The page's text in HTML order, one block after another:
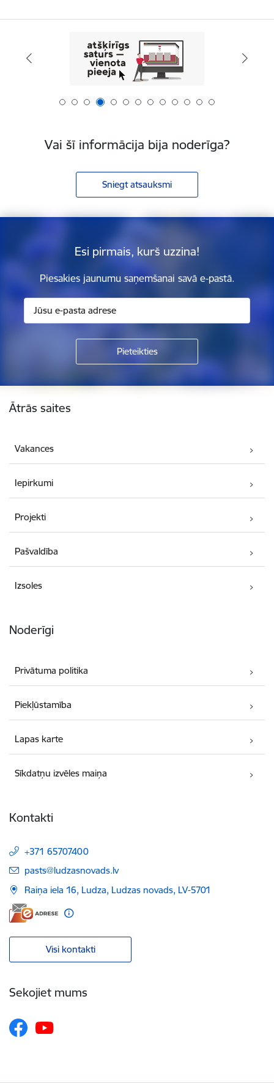
Vai šī informācija bija noderīga?
Sniegt atsauksmi
Esi pirmais, kurš uzzina!
Piesakies jaunumu saņemšanai savā e-pastā.
Kājene
Ātrās saites
Vakances
Iepirkumi
Projekti
Pašvaldība
Izsoles
Noderīgi
Privātuma politika
Piekļūstamība
Lapas karte
Sīkdatņu izvēles maiņa
Kontakti
+371 65707400
E-pasts:
pasts@ludzasnovads.lv
Raiņa iela 16, Ludza, Ludzas novads, LV-5701
Visi kontakti
Sekojiet mums